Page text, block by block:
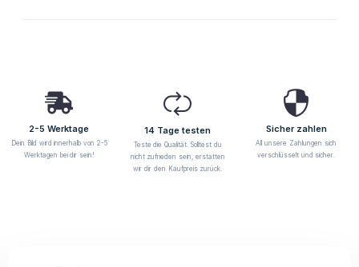
2-5 Werktage
Dein Bild wird innerhalb von 2-5
Werktagen bei dir sein!
14 Tage testen
Teste die Qualität. Solltest du
nicht zufrieden sein, erstatten
wir dir den Kaufpreis zurück.
Sicher zahlen
All unsere Zahlungen sich
verschlüsselt und sicher.